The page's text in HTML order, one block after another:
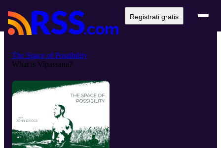
Registrati gratis
The Space of Possibility
What is Vipassana?